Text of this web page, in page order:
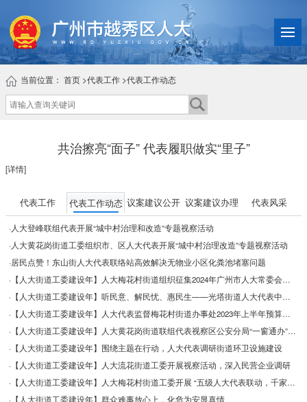
当前位置： 首页>代表工作>代表工作动态
共治擦亮“面子” 代表履职做实“里子”
[详情]
代表工作 代表工作动态 议案建议公开 议案建议办理 代表风采
·人大登峰联组代表开展“城中村治理和改造”专题视察活动
·人大黄花岗街道工委组织市、区人大代表开展“城中村治理改造”专题视察活动
·居民点赞！东山街人大代表联络站高效解决无物业小区化粪池堵塞问题
·【人大街道工委建设年】人大梅花村街道组织征集2024年广州市人大常委会立法建议项目
·【人大街道工委建设年】听民意、解民忧、惠民生——光塔街道人大代表中心联络站开展代表进社区活动
·【人大街道工委建设年】人大代表监督梅花村街道办事处2023年上半年预算执行情况
·【人大街道工委建设年】人大黄花岗街道联组代表视察区公安分局“一窗通办”开展情况
·【人大街道工委建设年】围绕主题在行动，人大代表调研街道环卫设施建设
·【人大街道工委建设年】人大流花街道工委开展视察活动，深入民营企业调研
·【人大街道工委建设年】人大梅花村街道工委开展 “五级人大代表联动，千家民营企业调研”活动
·【人大街道工委建设年】群众难事放心上，化危为安显真情